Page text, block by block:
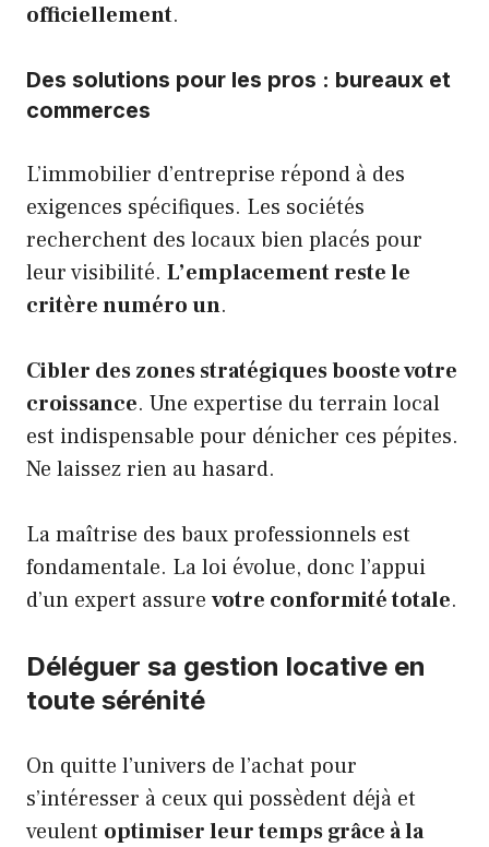
officiellement.
Des solutions pour les pros : bureaux et
commerces
L’immobilier d’entreprise répond à des
exigences spécifiques. Les sociétés
recherchent des locaux bien placés pour
leur visibilité. L’emplacement reste le
critère numéro un.
Cibler des zones stratégiques booste votre
croissance. Une expertise du terrain local
est indispensable pour dénicher ces pépites.
Ne laissez rien au hasard.
La maîtrise des baux professionnels est
fondamentale. La loi évolue, donc l’appui
d’un expert assure votre conformité totale.
Déléguer sa gestion locative en
toute sérénité
On quitte l’univers de l’achat pour
s’intéresser à ceux qui possèdent déjà et
veulent optimiser leur temps grâce à la